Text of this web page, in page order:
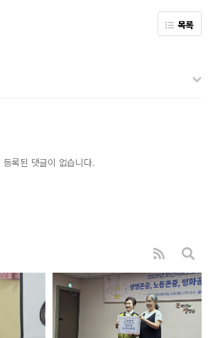
목록
등록된 댓글이 없습니다.